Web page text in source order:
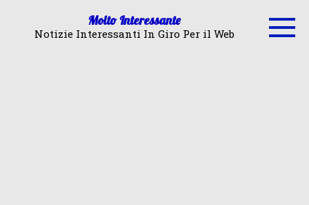
Molto Interessante
Notizie Interessanti In Giro Per il Web